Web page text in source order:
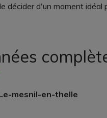
décider d'un moment idéal
mesnil-en-thelle